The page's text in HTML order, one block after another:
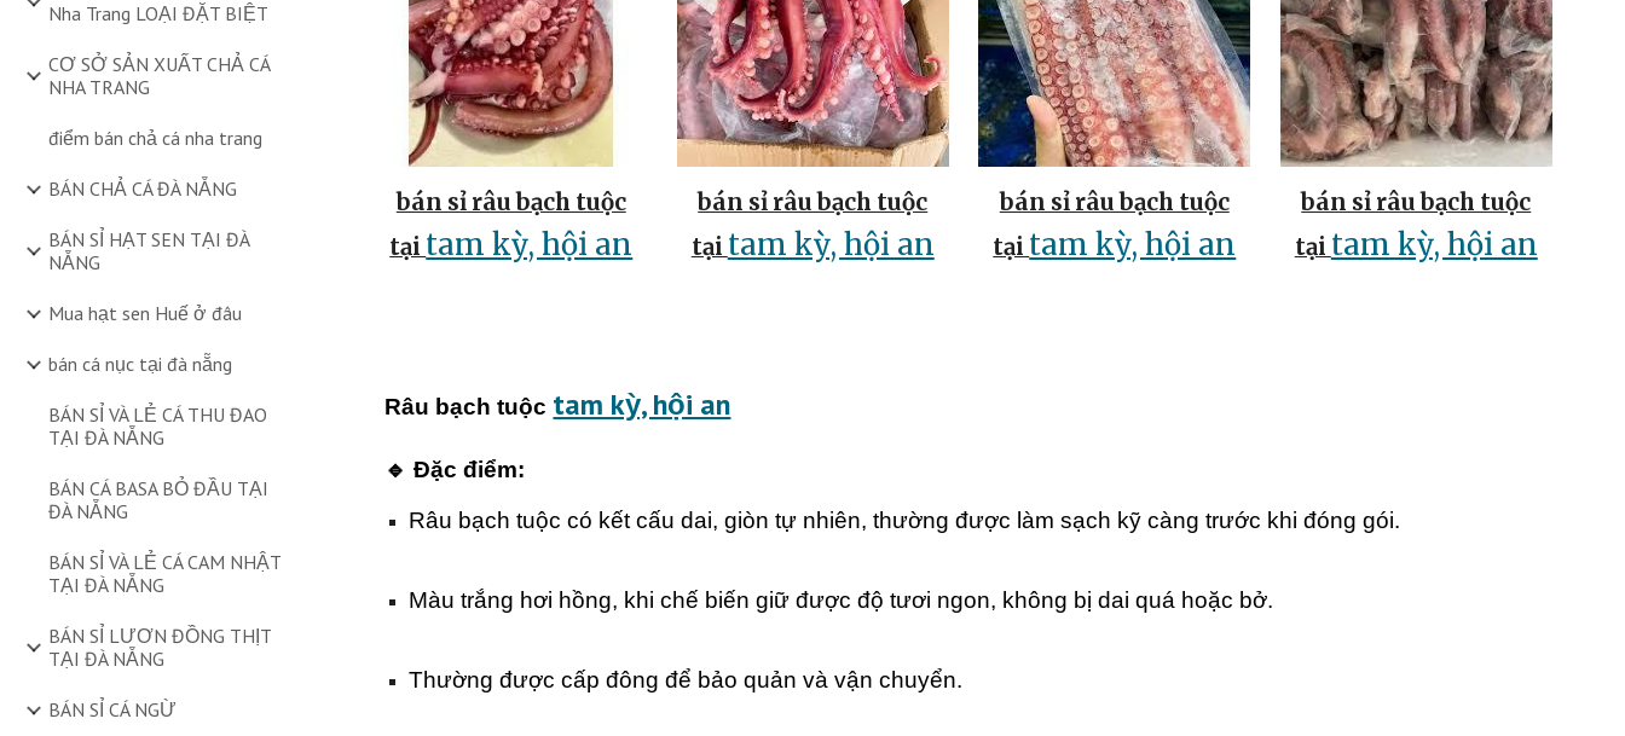
Nha Trang LOẠI ĐẶT BIỆT
CƠ SỞ SẢN XUẤT CHẢ CÁ
NHA TRANG
điểm bán chả cá nha trang
BÁN CHẢ CÁ ĐÀ NẴNG
BÁN SỈ HẠT SEN TẠI ĐÀ
NẴNG
Mua hạt sen Huế ở đâu
bán cá nục tại đà nẵng
BÁN SỈ VÀ LẺ CÁ THU ĐAO
TẠI ĐÀ NẴNG
BÁN CÁ BASA BỎ ĐẦU TẠI
ĐÀ NẴNG
BÁN SỈ VÀ LẺ CÁ CAM NHẬT
TẠI ĐÀ NẴNG
BÁN SỈ LƯƠN ĐỒNG THỊT
TẠI ĐÀ NẴNG
BÁN SỈ CÁ NGỪ
bán sỉ râu bạch tuộc
tại tam kỳ, hội an
bán sỉ râu bạch tuộc
tại tam kỳ, hội an
bán sỉ râu bạch tuộc
tại tam kỳ, hội an
bán sỉ râu bạch tuộc
tại tam kỳ, hội an
Râu bạch tuộc tam kỳ, hội an
🔹 Đặc điểm:
Râu bạch tuộc có kết cấu dai, giòn tự nhiên, thường được làm sạch kỹ càng trước khi đóng gói.
Màu trắng hơi hồng, khi chế biến giữ được độ tươi ngon, không bị dai quá hoặc bở.
Thường được cấp đông để bảo quản và vận chuyển.